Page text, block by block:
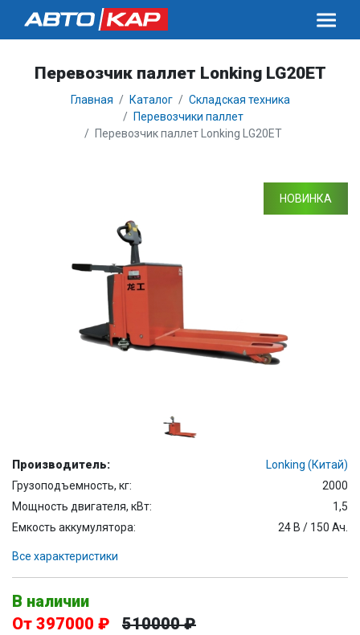
Перевозчик паллет Lonking LG20ET
Главная Каталог
Складская техника
Перевозчики паллет
Перевозчик паллет Lonking LG20ET
НОВИНКА
Производитель:
Lonking (Китай)
Грузоподъемность, кг:
2000
Мощность двигателя, кВт:
1,5
Емкость аккумулятора:
24 В / 150 Ач.
Все характеристики
В наличии
От 397000 ₽
510000 ₽